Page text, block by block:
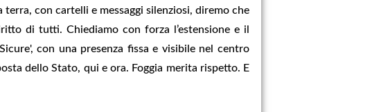
con cartelli e messaggi silenziosi, diremo che
di tutti. Chiediamo con forza l’estensione e il
con una presenza fissa e visibile nel centro
dello Stato, qui e ora. Foggia merita rispetto. E